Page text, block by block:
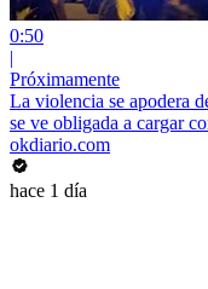
0:50
|
Próximamente
La violencia se apodera
se ve obligada a cargar
okdiario.com
hace 1 día